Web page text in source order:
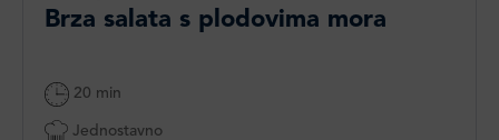
Brza salata s plodovima mora
20 min
Jednostavno